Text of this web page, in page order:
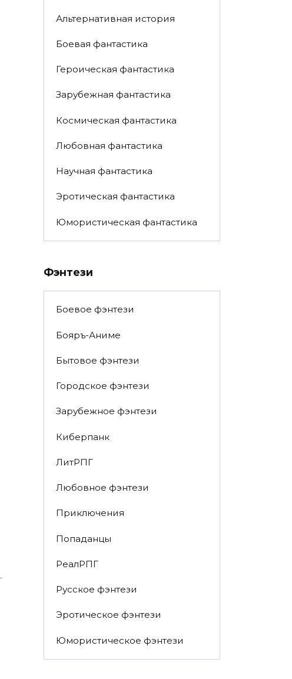
Альтернативная история
Боевая фантастика
Героическая фантастика
Зарубежная фантастика
Космическая фантастика
Любовная фантастика
Научная фантастика
Эротическая фантастика
Юмористическая фантастика
Фэнтези
Боевое фэнтези
Бояръ-Аниме
Бытовое фэнтези
Городское фэнтези
Зарубежное фэнтези
Киберпанк
ЛитРПГ
Любовное фэнтези
Приключения
Попаданцы
РеалРПГ
Русское фэнтези
Эротическое фэнтези
Юмористическое фэнтези